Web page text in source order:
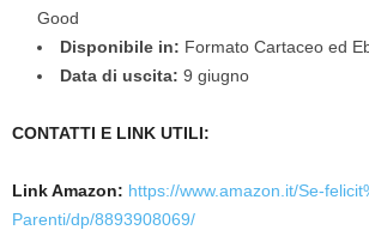
Good
Disponibile in: Formato Cartaceo ed
Data di uscita: 9 giugno
CONTATTI E LINK UTILI:
Link Amazon: https://www.amazon.it/Se-
Parenti/dp/8893908069/